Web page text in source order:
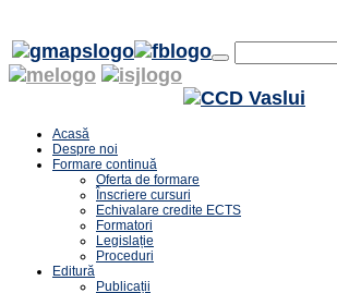
Acasă
Despre noi
Formare continuă
Oferta de formare
Înscriere cursuri
Echivalare credite ECTS
Formatori
Legislație
Proceduri
Editură
Publicații